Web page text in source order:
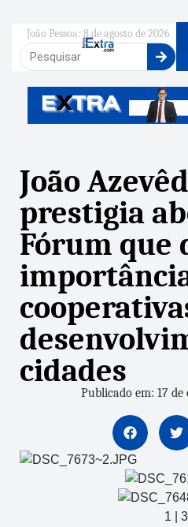
João Pessoa: 8 de agosto de 2026
João
prestigia
Fórum que
cidades
Publicado em: 17
1
3